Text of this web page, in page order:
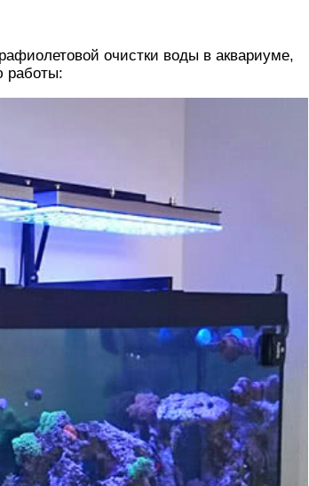
очистки воды в аквариуме,
работы: